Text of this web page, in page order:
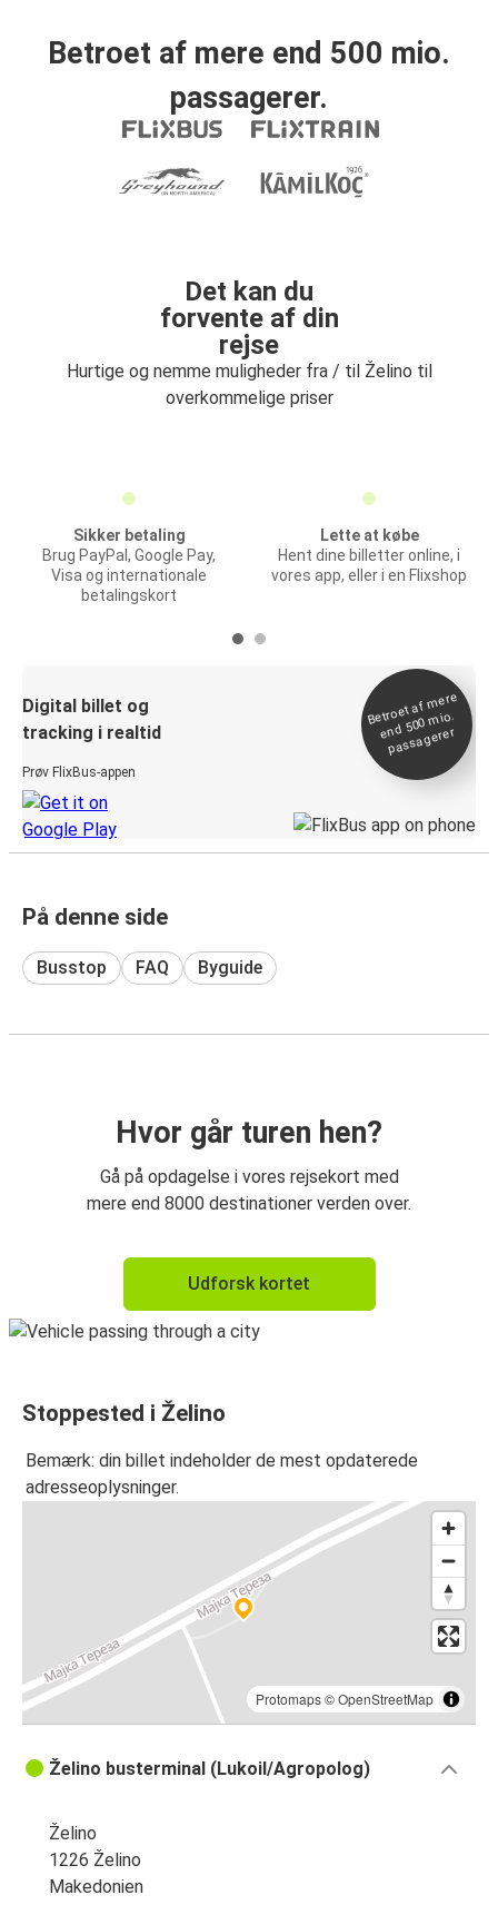
Betroet af mere end 500 mio.
passagerer.
Det kan du
forvente af din
rejse
Hurtige og nemme muligheder fra / til Želino til
overkommelige priser
Sikker betaling
Brug PayPal, Google Pay,
Visa og internationale
betalingskort
Lette at købe
Hent dine billetter online, i
vores app, eller i en Flixshop
Digital billet og
tracking i realtid
Prøv FlixBus-appen
Betroet af
mere
end 500
mio.
passagerer
På denne side
Busstop FAQ Byguide
Hvor går turen hen?
Gå på opdagelse i vores rejsekort med
mere end 8000 destinationer verden over.
Udforsk kortet
Stoppested i Želino
Bemærk: din billet indeholder de mest opdaterede
adresseoplysninger.
Protomaps©OpenStreetMap
Želino busterminal (Lukoil/Agropolog)
Želino
1226 Želino
Makedonien